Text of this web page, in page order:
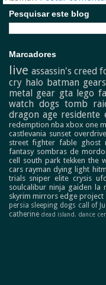
Pesquisar este blog
Marcadores
live assassin's creed
cry halo batman
metal gear gta lego
watch dogs tomb
dragon age residente
redemption nba xbox one
castlevania sunset overdrive
street fighter fable ghost
fantasy sombras de
cell south park tekken the
cars rayman dying light
trials sniper elite crysis ufc
soulcalibur ninja gaiden la
skyrim mirrors edge project
persia sleeping dogs call of
catherine dead island. dance